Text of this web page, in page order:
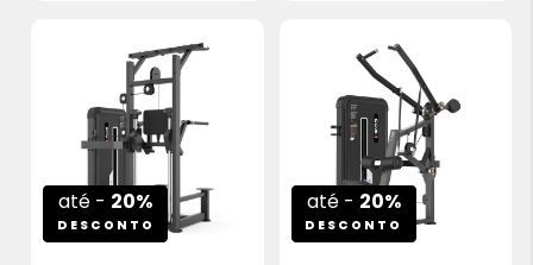
até - 20%
DESCONTO
até - 20%
DESCONTO